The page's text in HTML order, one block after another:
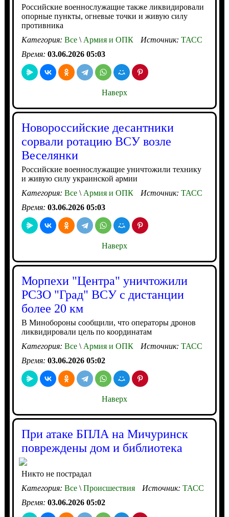
Российские военнослужащие также ликвидировали
опорные пункты, огневые точки и живую силу
противника
Категория: Все\Армия и ОПК Источник: ТАСС
Время: 03.06.2026 05:03
Наверх
Новороссийские десантники
сорвали ротацию ВСУ возле
Веселянки
Российские военнослужащие уничтожили технику
и живую силу украинской армии
Категория: Все\Армия и ОПК Источник: ТАСС
Время: 03.06.2026 05:03
Наверх
Морпехи "Центра" уничтожили
РСЗО "Град" ВСУ с дистанции
более 20 км
В Минобороны сообщили, что операторы дронов
ликвидировали цель по координатам
Категория: Все\Армия и ОПК Источник: ТАСС
Время: 03.06.2026 05:02
Наверх
При атаке БПЛА на Мичуринск
повреждены дом и библиотека
Никто не пострадал
Категория: Все\Происшествия Источник: ТАСС
Время: 03.06.2026 05:02